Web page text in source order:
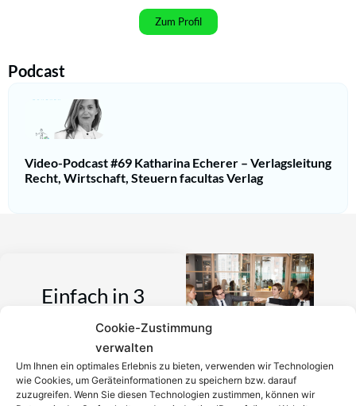
Cookie-Zustimmung
verwalten
Um Ihnen ein optimales Erlebnis zu bieten, verwenden wir Technologien
wie Cookies, um Geräteinformationen zu speichern bzw. darauf
zuzugreifen. Wenn Sie diesen Technologien zustimmen, können wir
Zum Profil
Podcast
Video-Podcast #69 Katharina Echerer – Verlagsleitung
Recht, Wirtschaft, Steuern facultas Verlag
Einfach in 3
Schritten einen
Anwalt finden,